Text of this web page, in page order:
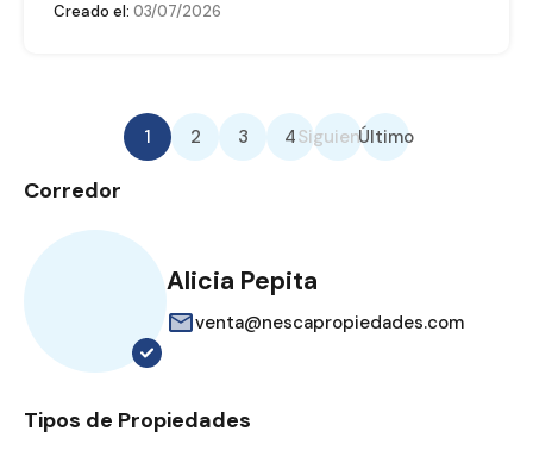
Creado el: 03/07/2026
1 2 3 4SiguienteÚltimo
Corredor
Alicia Pepita
venta@nescapropiedades.com
Tipos de Propiedades